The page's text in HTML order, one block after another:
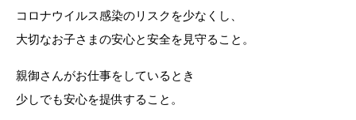
コロナウイルス感染のリスクを少なくし、
大切なお子さまの安心と安全を見守ること。
親御さんがお仕事をしているとき
少しでも安心を提供すること。